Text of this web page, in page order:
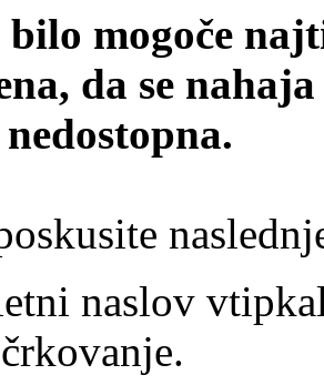
mogoče
da se
naslov